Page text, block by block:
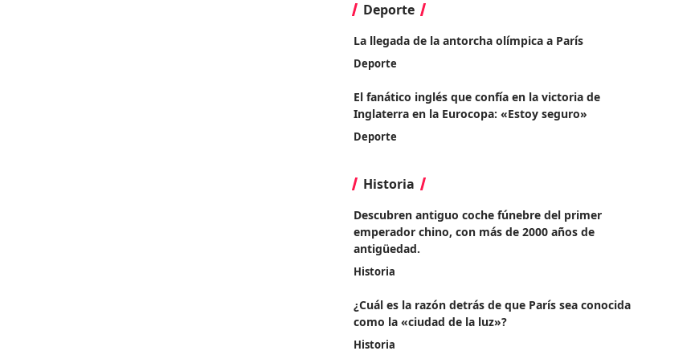
Deporte
La llegada de la antorcha olímpica a París
Deporte
El fanático inglés que confía en la victoria de
Inglaterra en la Eurocopa: «Estoy seguro»
Deporte
Historia
Descubren antiguo coche fúnebre del primer
emperador chino, con más de 2000 años de
antigüedad.
Historia
¿Cuál es la razón detrás de que París sea conocida
como la «ciudad de la luz»?
Historia